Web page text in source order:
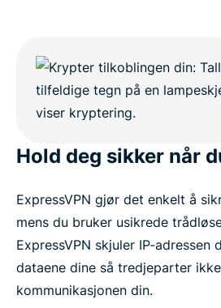
Hold deg sikker når
ExpressVPN gjør det enkelt å
mens du bruker usikrede
ExpressVPN skjuler IP-adressen
dataene dine så tredjeparter
kommunikasjonen din.